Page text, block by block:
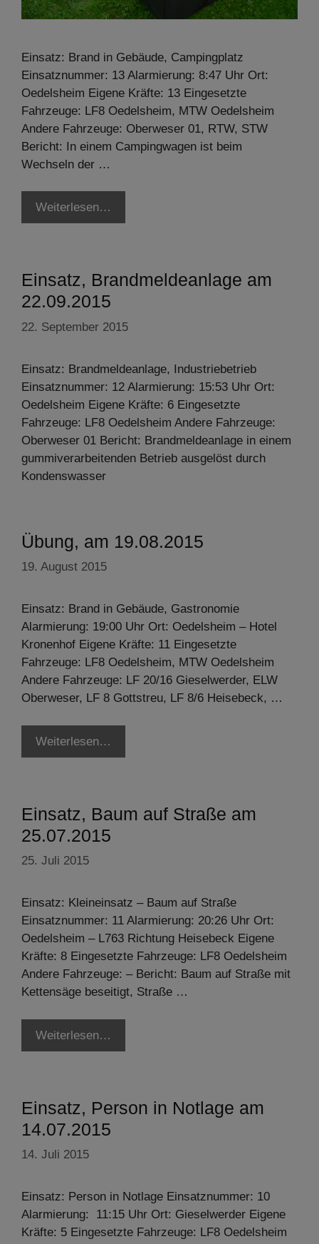
Einsatz: Brand in Gebäude, Campingplatz
Einsatznummer: 13 Alarmierung: 8:47 Uhr Ort:
Oedelsheim Eigene Kräfte: 13 Eingesetzte
Fahrzeuge: LF8 Oedelsheim, MTW Oedelsheim
Andere Fahrzeuge: Oberweser 01, RTW, STW
Bericht: In einem Campingwagen ist beim
Wechseln der …
Weiterlesen…
Einsatz, Brandmeldeanlage am
22.09.2015
22. September 2015
Einsatz: Brandmeldeanlage, Industriebetrieb
Einsatznummer: 12 Alarmierung: 15:53 Uhr Ort:
Oedelsheim Eigene Kräfte: 6 Eingesetzte
Fahrzeuge: LF8 Oedelsheim Andere Fahrzeuge:
Oberweser 01 Bericht: Brandmeldeanlage in einem
gummiverarbeitenden Betrieb ausgelöst durch
Kondenswasser
Übung, am 19.08.2015
19. August 2015
Einsatz: Brand in Gebäude, Gastronomie
Alarmierung: 19:00 Uhr Ort: Oedelsheim – Hotel
Kronenhof Eigene Kräfte: 11 Eingesetzte
Fahrzeuge: LF8 Oedelsheim, MTW Oedelsheim
Andere Fahrzeuge: LF 20/16 Gieselwerder, ELW
Oberweser, LF 8 Gottstreu, LF 8/6 Heisebeck, …
Weiterlesen…
Einsatz, Baum auf Straße am
25.07.2015
25. Juli 2015
Einsatz: Kleineinsatz – Baum auf Straße
Einsatznummer: 11 Alarmierung: 20:26 Uhr Ort:
Oedelsheim – L763 Richtung Heisebeck Eigene
Kräfte: 8 Eingesetzte Fahrzeuge: LF8 Oedelsheim
Andere Fahrzeuge: – Bericht: Baum auf Straße mit
Kettensäge beseitigt, Straße …
Weiterlesen…
Einsatz, Person in Notlage am
14.07.2015
14. Juli 2015
Einsatz: Person in Notlage Einsatznummer: 10
Alarmierung: 11:15 Uhr Ort: Gieselwerder Eigene
Kräfte: 5 Eingesetzte Fahrzeuge: LF8 Oedelsheim